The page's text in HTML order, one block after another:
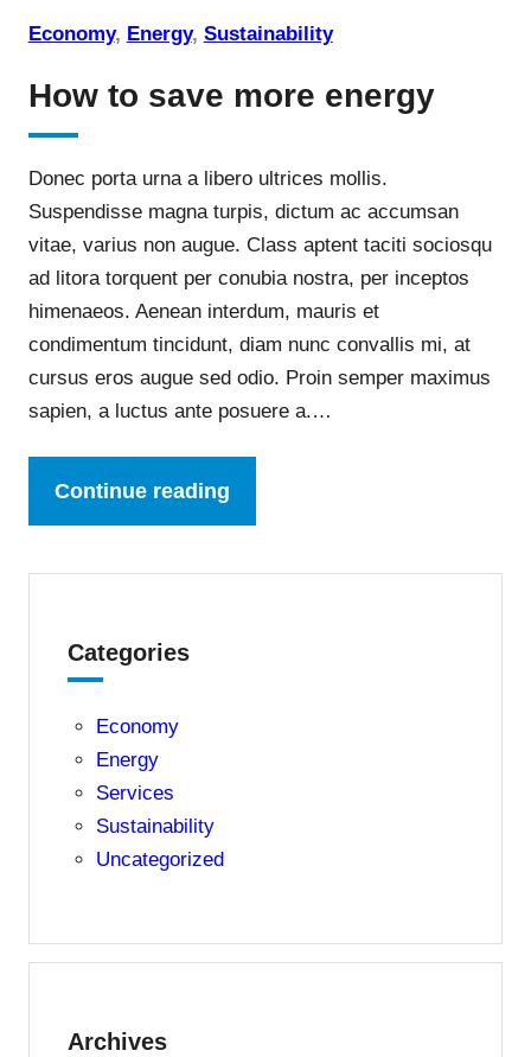
Economy, Energy, Sustainability
How to save more energy
Donec porta urna a libero ultrices mollis.
Suspendisse magna turpis, dictum ac accumsan
vitae, varius non augue. Class aptent taciti sociosqu
ad litora torquent per conubia nostra, per inceptos
himenaeos. Aenean interdum, mauris et
condimentum tincidunt, diam nunc convallis mi, at
cursus eros augue sed odio. Proin semper maximus
sapien, a luctus ante posuere a.…
Continue reading
Categories
Economy
Energy
Services
Sustainability
Uncategorized
Archives